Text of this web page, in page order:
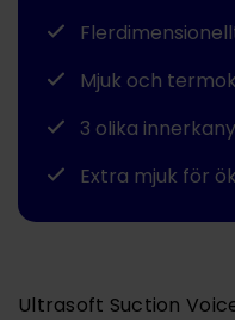
Ultrasoft Suction
Mjuk och
3 olika
Extra mjuk för